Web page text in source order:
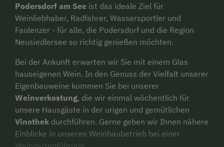
Podersdorf am See ist das ideale Ziel für
Weinliebhaber, Radfahrer, Wassersportler und
Faulenzer - für alle, die Podersdorf und die Region
Neusiedlersee so richtig genießen möchten.
Bei der Ankunft erwarten wir Sie mit einem Glas
hauseigenen Wein. In den Genuss der Vielfalt unserer
Eigenbauweine kommen Sie bei unserer
Weinverkostung, die wir einmal wöchentlich für
unsere Hausgäste in der urigen und gemütlichen
Vinothek durchführen. Gerne geben wir Ihnen nähere
Einblicke in unseren Weinbaubetrieb bei einer